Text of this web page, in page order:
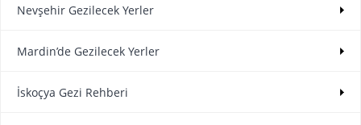
Nevşehir Gezilecek Yerler
Mardin’de Gezilecek Yerler
İskoçya Gezi Rehberi